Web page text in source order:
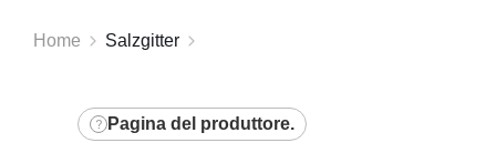
Home Salzgitter
Pagina del produttore.